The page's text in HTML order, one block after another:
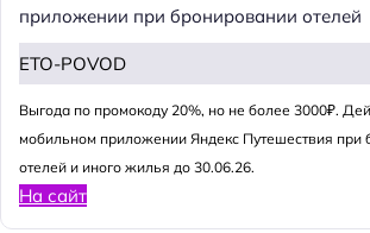
приложении при бронировании отелей
ETO-POVOD
Выгода по промокоду 20%, но не более 3000₽.
мобильном приложении Яндекс Путешествия при
отелей и иного жилья до 30.06.26.
На сайт